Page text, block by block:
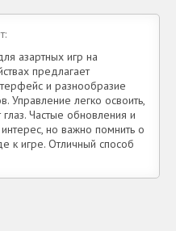
азартных игр на
предлагает
и разнообразие
Управление легко освоить,
Частые обновления и
но важно помнить о
к игре. Отличный способ